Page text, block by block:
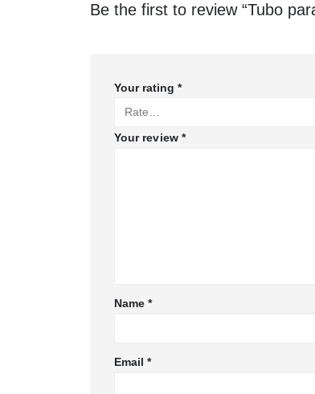
Be the first to review “Tubo
Your rating *
Your review *
Name*
Email*